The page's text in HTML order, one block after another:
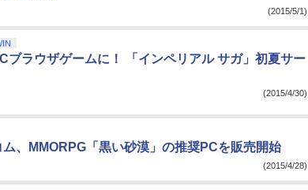
(2015/5/1)
ブラウザゲームに！ 「インペリアル サガ」初夏サー
(2015/4/30)
、MMORPG「黒い砂漠」の推奨PCを販売開始
(2015/4/28)